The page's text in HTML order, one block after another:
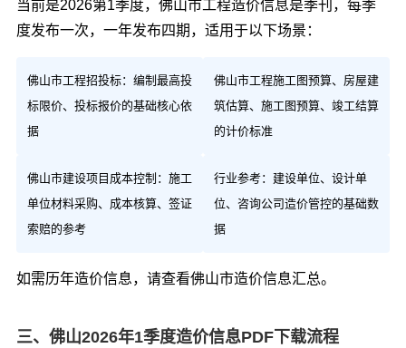
当前是2026第1季度，佛山市工程造价信息是季刊，每季
度发布一次，一年发布四期，适用于以下场景：
佛山市工程招投标：编制最高投
标限价、投标报价的基础核心依
据
佛山市工程施工图预算、房屋建
筑估算、施工图预算、竣工结算
的计价标准
佛山市建设项目成本控制：施工
单位材料采购、成本核算、签证
索赔的参考
行业参考：建设单位、设计单
位、咨询公司造价管控的基础数
据
如需历年造价信息，请查看佛山市造价信息汇总。
三、佛山2026年1季度造价信息PDF下载流程